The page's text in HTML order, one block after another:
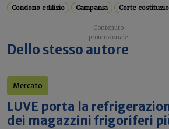
Condono edilizio Campania Corte
Dello stesso autore
Mercato
LUVE porta la
dei magazzini frigoriferi